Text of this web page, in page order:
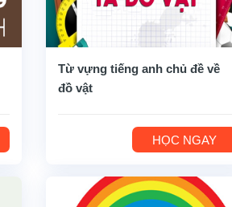
Từ vựng tiếng anh chủ đề về
đồ vật
HỌC NGAY